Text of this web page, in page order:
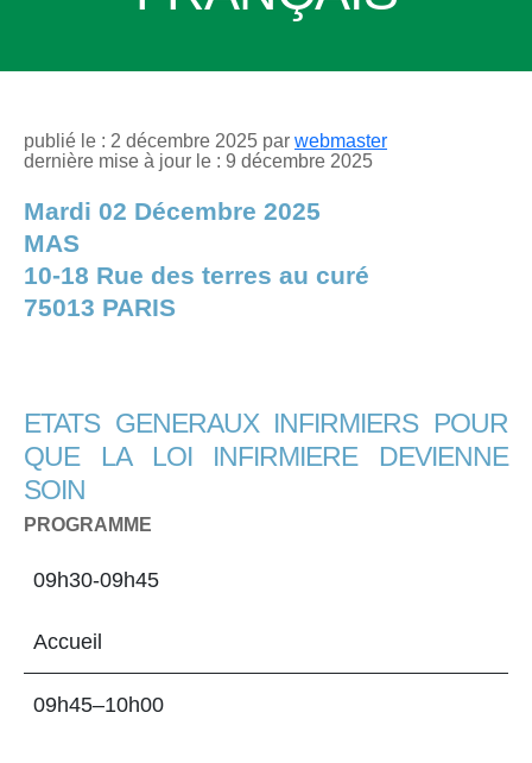
publié le : 2 décembre 2025 par webmaster
dernière mise à jour le : 9 décembre 2025
Mardi 02 Décembre 2025
MAS
10-18 Rue des terres au curé
75013 PARIS
ETATS GENERAUX INFIRMIERS POUR
QUE LA LOI INFIRMIERE DEVIENNE
SOIN
PROGRAMME
09h30-09h45
Accueil
09h45–10h00